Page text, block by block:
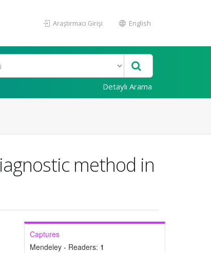
Araştırmacı Girişi English
Detaylı Arama
method in
Captures
Mendeley - Readers: 1